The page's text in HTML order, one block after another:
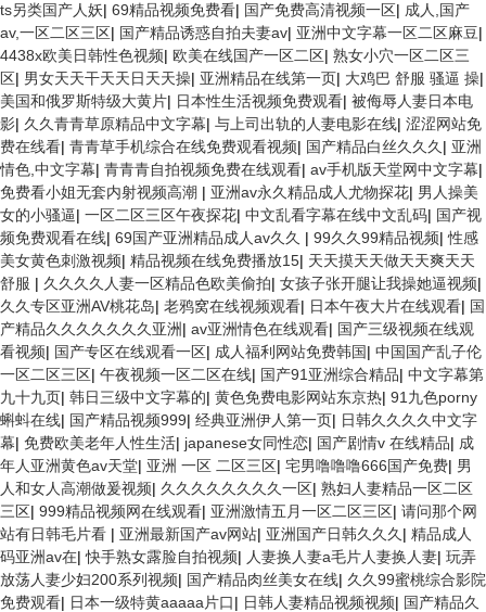
ts另类国产人妖| 69精品视频免费看| 国产免费高清视频一区| 成人,国产
av,一区二区三区| 国产精品诱惑自拍夫妻av| 亚洲中文字幕一区二区麻豆|
4438x欧美日韩性色视频| 欧美在线国产一区二区| 熟女小穴一区二区三
区| 男女天天干天天日天天操| 亚洲精品在线第一页| 大鸡巴 舒服 骚逼 操|
美国和俄罗斯特级大黄片| 日本性生活视频免费观看| 被侮辱人妻日本电
影| 久久青青草原精品中文字幕| 与上司出轨的人妻电影在线| 涩涩网站免
费在线看| 青青草手机综合在线免费观看视频| 国产精品白丝久久久 | 亚洲
情色,中文字幕| 青青青自拍视频免费在线观看| av手机版天堂网中文字幕|
免费看小姐无套内射视频高潮 | 亚洲av永久精品成人尤物探花| 男人操美
女的小骚逼| 一区二区三区午夜探花| 中文乱看字幕在线中文乱码| 国产视
频免费观看在线| 69国产亚洲精品成人av久久 | 99久久99精品视频|性感
美女黄色刺激视频| 精品视频在线免费播放15| 天天摸天天做天天爽天天
舒服 | 久久久久人妻一区精品色欧美偷拍| 女孩子张开腿让我操她逼视频|
久久专区亚洲AV桃花岛| 老鸦窝在线视频观看| 日本午夜大片在线观看| 国
产精品久久久久久久久亚洲| av亚洲情色在线观看| 国产三级视频在线观
看视频| 国产专区在线观看一区| 成人福利网站免费韩国| 中国国产乱子伦
一区二区三区| 午夜视频一区二区在线| 国产91亚洲综合精品| 中文字幕第
九十九页| 韩日三级中文字幕的| 黄色免费电影网站东京热| 91九色porny
蝌蚪在线| 国产精品视频999| 经典亚洲伊人第一页| 日韩久久久久中文字
幕| 免费欧美老年人性生活| japanese女同性恋| 国产剧情v 在线精品| 成
年人亚洲黄色av天堂| 亚洲 一区 二区三区| 宅男噜噜噜666国产免费| 男
人和女人高潮做爰视频| 久久久久久久久久一区| 熟妇人妻精品一区二区
三区| 999精品视频网在线观看| 亚洲激情五月一区二区三区| 请问那个网
站有日韩毛片看 | 亚洲最新国产av网站| 亚洲国产日韩久久久 | 精品成人
码亚洲av在|快手熟女露脸自拍视频| 人妻换人妻a毛片人妻换人妻| 玩弄
放荡人妻少妇200系列视频| 国产精品肉丝美女在线| 久久99蜜桃综合影院
免费观看| 日本一级特黄aaaaa片口| 日韩人妻精品视频视频| 国产精品久